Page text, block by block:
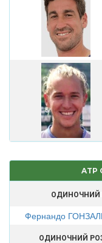
ATP
ОДИНОЧНИЙ
Фернандо
ОДИНОЧНИЙ